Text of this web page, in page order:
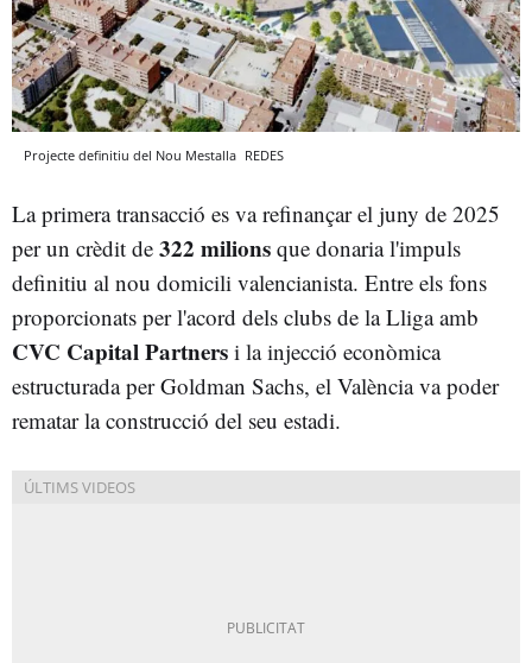
Projecte definitiu del Nou Mestalla REDES
La primera transacció es va refinançar el juny de 2025
per un crèdit de 322 milions que donaria l'impuls
definitiu al nou domicili valencianista. Entre els fons
proporcionats per l'acord dels clubs de la Lliga amb
CVC Capital Partners i la injecció econòmica
estructurada per Goldman Sachs, el València va poder
rematar la construcció del seu estadi.